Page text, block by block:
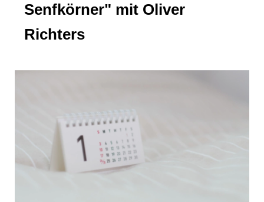
Senfkörner" mit Oliver
Richters